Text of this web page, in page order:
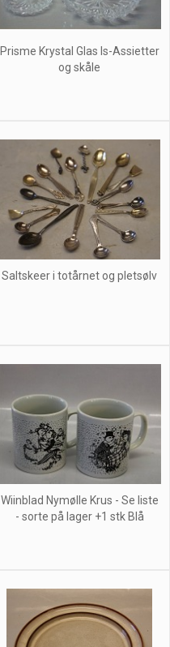
Prisme Krystal Glas Is-Assietter
og skåle
Saltskeer i totårnet og pletsølv
Wiinblad Nymølle Krus - Se liste
- sorte på lager +1 stk Blå